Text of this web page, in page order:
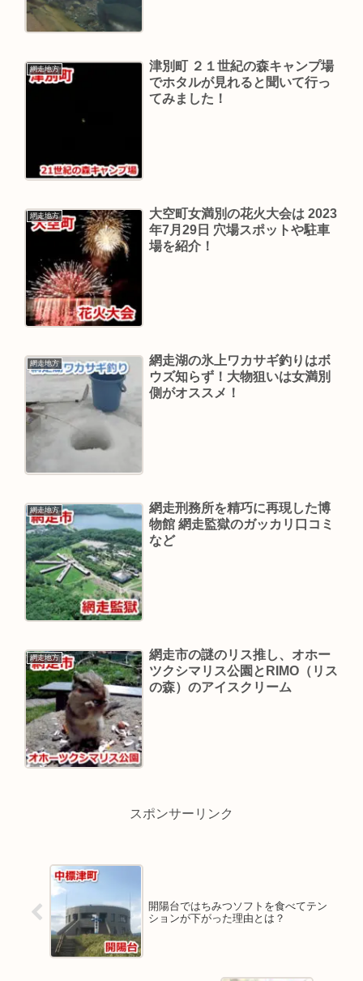
網走地方
津別町 ２１世紀の森キャンプ場
でホタルが見れると聞いて行っ
てみました！
網走地方
大空町女満別の花火大会は 2023
年7月29日 穴場スポットや駐車
場を紹介！
網走地方
網走湖の氷上ワカサギ釣りはボ
ウズ知らず！大物狙いは女満別
側がオススメ！
網走地方
網走刑務所を精巧に再現した博
物館 網走監獄のガッカリ口コミ
など
網走地方
網走市の謎のリス推し、オホー
ツクシマリス公園とRIMO（リス
の森）のアイスクリーム
スポンサーリンク
開陽台ではちみつソフトを食べてテン
ションが下がった理由とは？